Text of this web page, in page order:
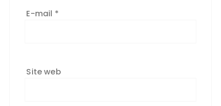
E-mail *
Site web